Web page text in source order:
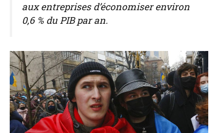
aux entreprises d’économiser environ
0,6 % du PIB par an.